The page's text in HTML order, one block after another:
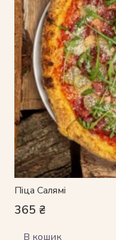
Піца Салямі
365 ₴
В кошик